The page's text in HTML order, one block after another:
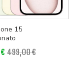
15
499,00 €